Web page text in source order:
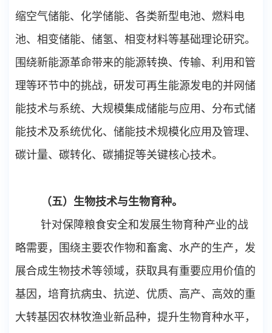
缩空气储能、化学储能、各类新型电池、燃料电
池、相变储能、储氢、相变材料等基础理论研究。
围绕新能源革命带来的能源转换、传输、利用和管
理等环节中的挑战，研发可再生能源发电的并网储
能技术与系统、大规模集成储能与应用、分布式储
能技术及系统优化、储能技术规模化应用及管理、
碳计量、碳转化、碳捕捉等关键核心技术。
（五）生物技术与生物育种。
针对保障粮食安全和发展生物育种产业的战
略需要，围绕主要农作物和畜禽、水产的生产，发
展合成生物技术等领域，获取具有重要应用价值的
基因，培育抗病虫、抗逆、优质、高产、高效的重
大转基因农林牧渔业新品种，提升生物育种水平，